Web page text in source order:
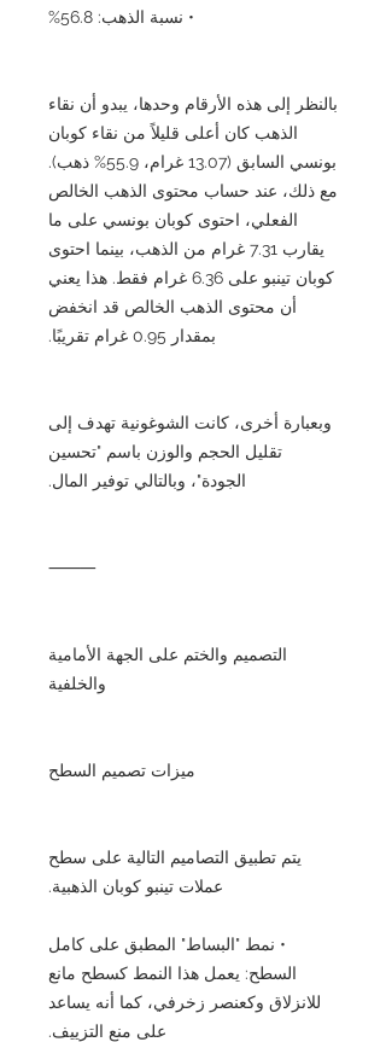
• نسبة الذهب: 56.8%
بالنظر إلى هذه الأرقام وحدها، يبدو أن نقاء
الذهب كان أعلى قليلاً من نقاء كوبان
بونسي السابق (13.07 غرام، 55.9% ذهب).
مع ذلك، عند حساب محتوى الذهب الخالص
الفعلي، احتوى كوبان بونسي على ما
يقارب 7.31 غرام من الذهب، بينما احتوى
كوبان تينبو على 6.36 غرام فقط. هذا يعني
أن محتوى الذهب الخالص قد انخفض
بمقدار 0.95 غرام تقريبًا.
وبعبارة أخرى، كانت الشوغونية تهدف إلى
تقليل الحجم والوزن باسم "تحسين
الجودة"، وبالتالي توفير المال.
⸻
التصميم والختم على الجهة الأمامية
والخلفية
ميزات تصميم السطح
يتم تطبيق التصاميم التالية على سطح
عملات تينبو كوبان الذهبية.
• نمط "البساط" المطبق على كامل
السطح: يعمل هذا النمط كسطح مانع
للانزلاق وكعنصر زخرفي، كما أنه يساعد
على منع التزييف.